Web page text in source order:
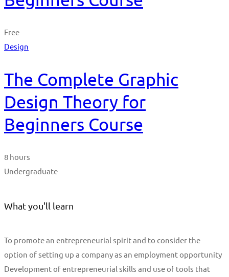
Free
Design
The Complete Graphic
Design Theory for
Beginners Course
8 hours
Undergraduate
What you'll learn
To promote an entrepreneurial spirit and to consider the
option of setting up a company as an employment opportunity
Development of entrepreneurial skills and use of tools that